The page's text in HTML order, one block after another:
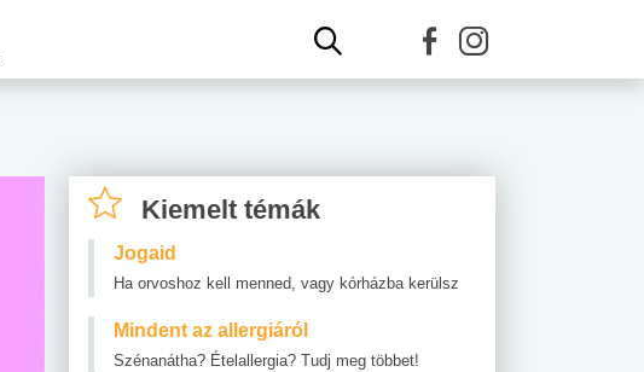
Kiemelt témák
Jogaid
Ha orvoshoz kell menned, vagy kórházba kerülsz
Mindent az allergiáról
Szénanátha? Ételallergia? Tudj meg többet!